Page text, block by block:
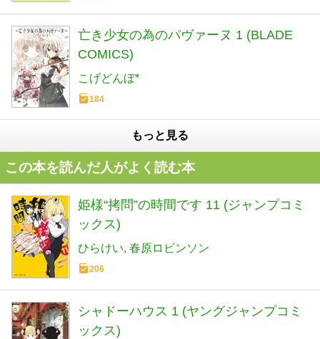
亡き少女の為のパヴァーヌ 1 (BLADE
COMICS)
こげどんぼ*
184
もっと見る
この本を読んだ人がよく読む本
姫様“拷問”の時間です 11 (ジャンプコミ
ックス)
ひらけい 春原ロビンソン
206
シャドーハウス 1 (ヤングジャンプコミ
ックス)